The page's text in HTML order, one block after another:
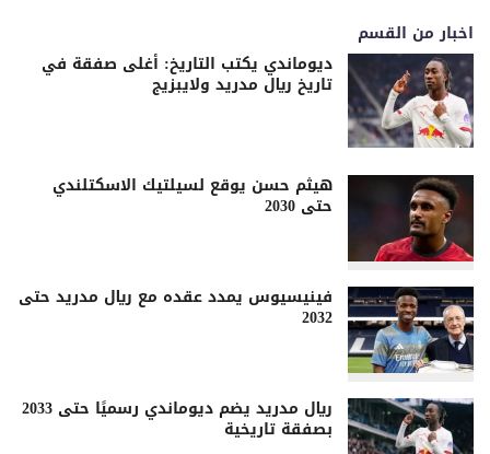
اخبار من القسم
ديوماندي يكتب التاريخ: أغلى صفقة في
تاريخ ريال مدريد ولايبزيج
هيثم حسن يوقع لسيلتيك الاسكتلندي
حتى 2030
فينيسيوس يمدد عقده مع ريال مدريد حتى
2032
ريال مدريد يضم ديوماندي رسميًا حتى 2033
بصفقة تاريخية